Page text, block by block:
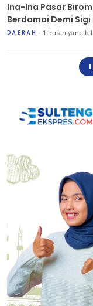
Ina-Ina Pasar
Berdamai Demi Sigi
DAERAH 1 bulan yang